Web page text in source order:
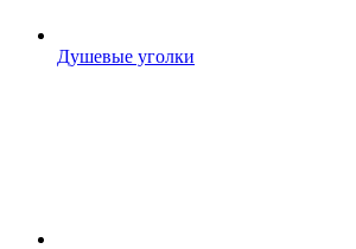
Душевые уголки